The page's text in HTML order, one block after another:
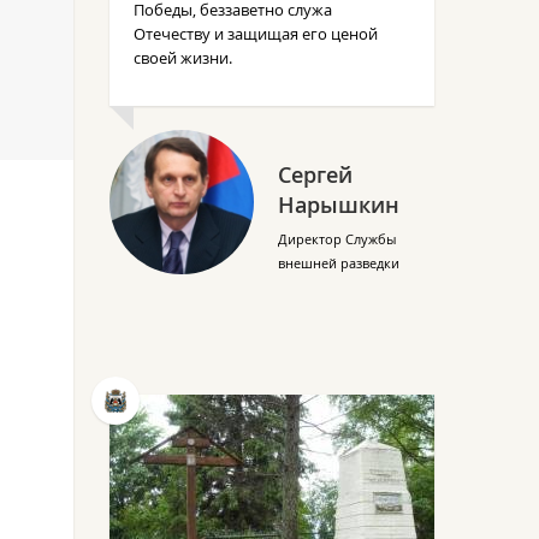
Победы, беззаветно служа
Отечеству и защищая его ценой
своей жизни.
Сергей
Нарышкин
Директор Службы
внешней разведки